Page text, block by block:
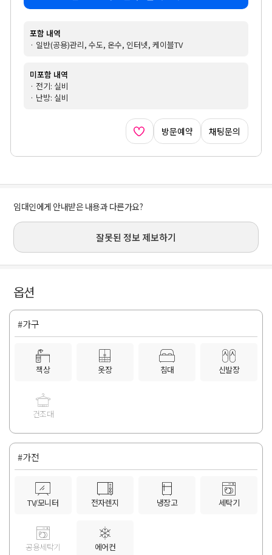
포함 내역
· 일반(공용)관리, 수도, 온수, 인터넷, 케이블TV
미포함 내역
· 전기: 실비
· 난방: 실비
방문예약 채팅문의
임대인에게 안내받은 내용과 다른가요?
잘못된 정보 제보하기
옵션
#가구
책상 옷장 침대 신발장
건조대
#가전
TV/모니터 전자렌지 냉장고 세탁기
공용세탁기 에어컨